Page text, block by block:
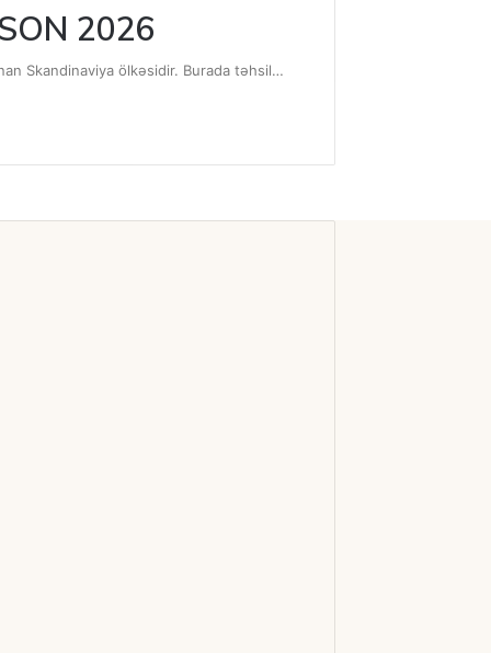
2026
Skandinaviya ölkəsidir. Burada təhsil…